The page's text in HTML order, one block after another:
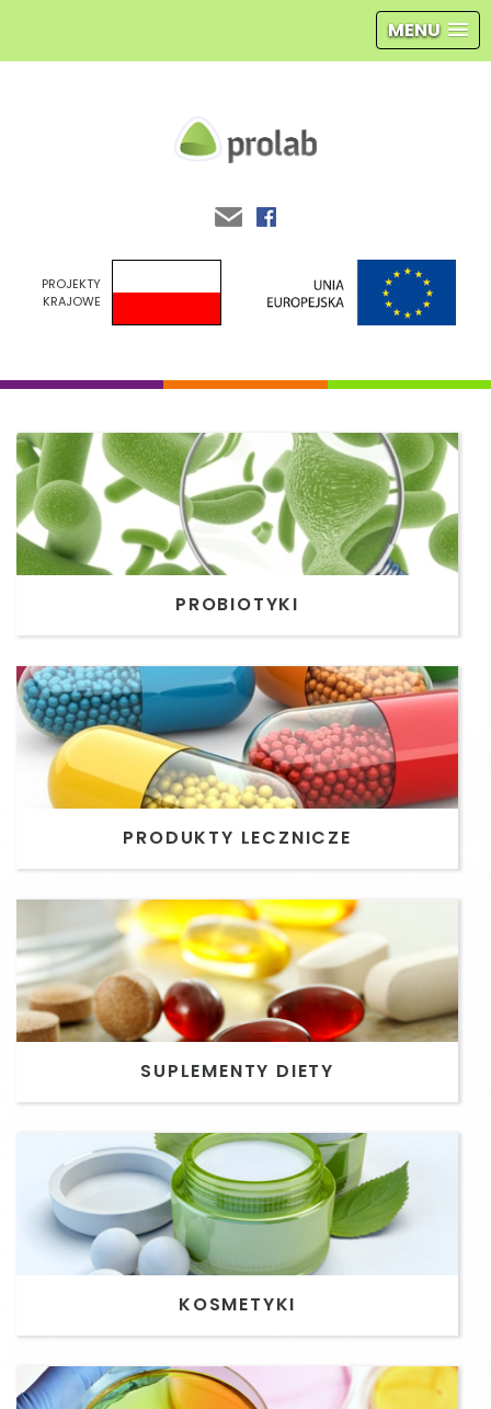
MENU
Prolab
PROJEKTY
KRAJOWE
PROBIOTYKI
PRODUKTY LECZNICZE
SUPLEMENTY DIETY
KOSMETYKI